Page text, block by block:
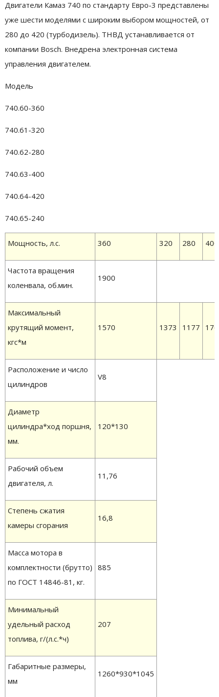
Двигатели Камаз 740 по стандарту Евро-3 представлены
уже шести моделями с широким выбором мощностей, от
280 до 420 (турбодизель). ТНВД устанавливается от
компании Bosch. Внедрена электронная система
управления двигателем.
Модель
740.60-360
740.61-320
740.62-280
740.63-400
740.64-420
740.65-240
Мощность, л.с. 360 320 280 400
Частота вращения
коленвала, об.мин.
1900
Максимальный
крутящий момент,
кгс*м
1570 1373 1177
Расположение и число
цилиндров
V8
Диаметр
цилиндра*ход поршня,
мм.
120*130
Рабочий объем
двигателя, л.
11,76
Степень сжатия
камеры сгорания
16,8
Масса мотора в
комплектности (брутто)
по ГОСТ 14846-81, кг.
885
Минимальный
удельный расход
топлива, г/(л.с.*ч)
207
Габаритные размеры,
мм
1260*930*1045